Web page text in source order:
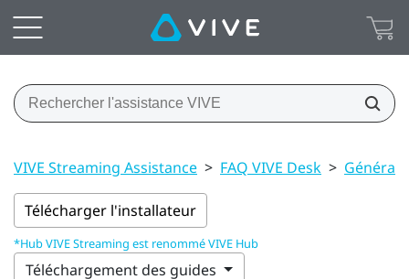
VIVE Streaming Assistance > FAQ VIVE Desk > Général
Télécharger l'installateur
*Hub VIVE Streaming est renommé VIVE Hub
Téléchargement des guides